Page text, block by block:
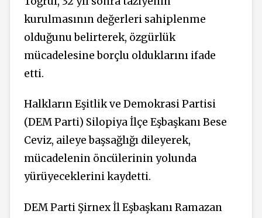
kurulmasının değerleri sahiplenme
olduğunu belirterek, özgürlük
mücadelesine borçlu olduklarını ifade
etti.
Halkların Eşitlik ve Demokrasi Partisi
(DEM Parti) Silopiya İlçe Eşbaşkanı Bese
Ceviz, aileye başsağlığı dileyerek,
mücadelenin öncülerinin yolunda
yürüyeceklerini kaydetti.
DEM Parti Şirnex İl Eşbaşkanı Ramazan